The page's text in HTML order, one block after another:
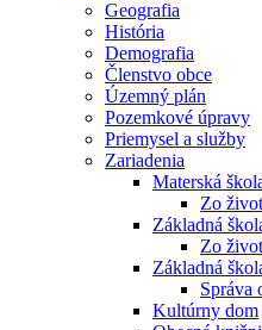
Geografia
História
Demografia
Členstvo obce
Územný plán
Pozemkové úpravy
Priemysel a služby
Zariadenia
Materská
Zo
Základná
Zo
Základná
Správa
Kultúrny dom